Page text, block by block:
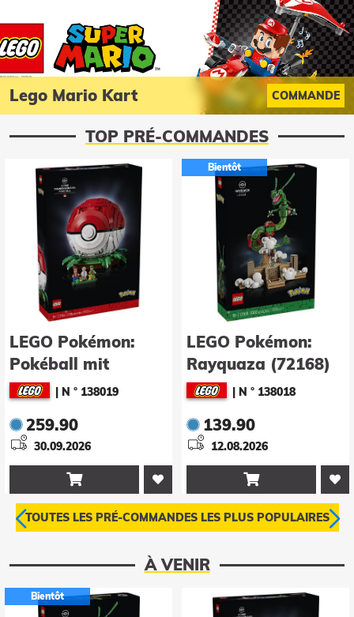
COMMANDE
Lego Mario Kart
TOP PRÉ-COMMANDES
LEGO Pokémon:
Pokéball mit
Beeindruckenden
Trainermomenten
(72154)
| N ° 138019
259.90
30.09.2026

Bientôt
LEGO Pokémon:
Rayquaza (72168)
| N ° 138018
139.90
12.08.2026

TOUTES LES PRÉ-COMMANDES LES PLUS POPULAIRES
À VENIR
Bientôt